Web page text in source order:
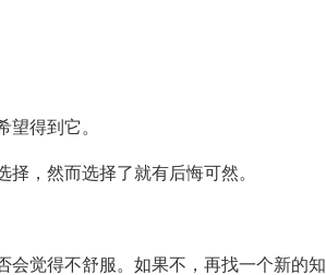
得到它。
，然而选择了就有后悔可然。
会觉得不舒服。如果不，再找一个新的知